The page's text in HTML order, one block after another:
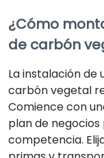
¿Cómo
de carbón
La instalación
carbón vegetal
Comience con
plan de
competencia.